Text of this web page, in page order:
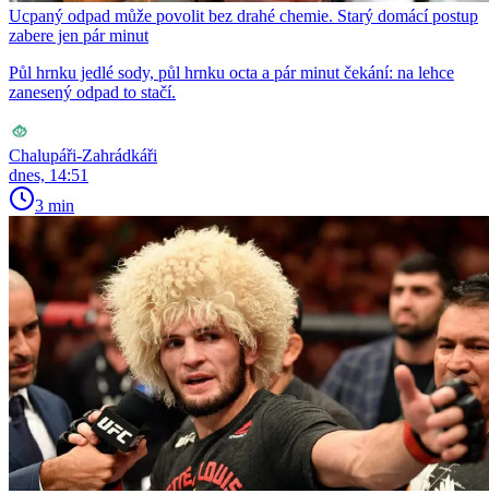
Ucpaný odpad může povolit bez drahé chemie. Starý domácí postup
zabere jen pár minut
Půl hrnku jedlé sody, půl hrnku octa a pár minut čekání: na lehce
zanesený odpad to stačí.
Chalupáři-Zahrádkáři
dnes, 14:51
3 min